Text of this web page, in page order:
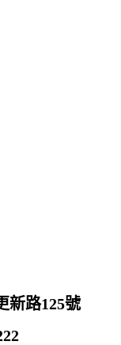
新路125號